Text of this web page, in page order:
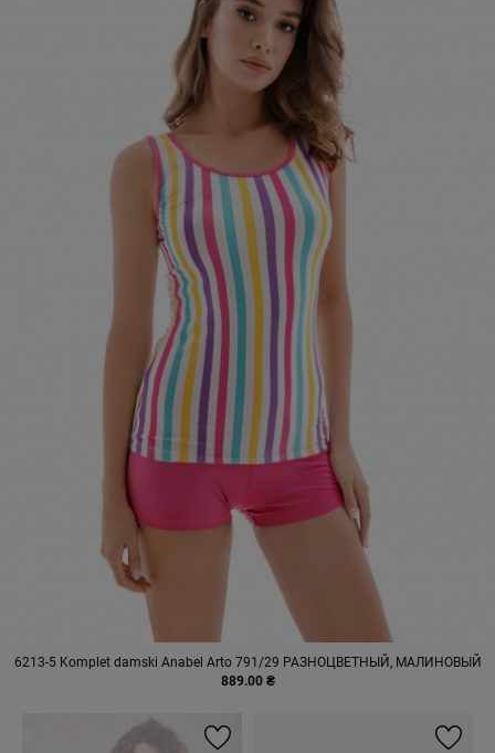
6213-5 Komplet damski Anabel Arto 791/29 РАЗНОЦВЕТНЫЙ, МАЛИНОВЫЙ
889.00 ₴